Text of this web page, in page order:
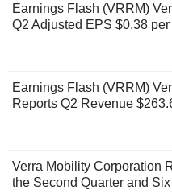
Earnings Flash (VRRM)
Q2 Adjusted EPS $0.38
Earnings Flash (VRRM)
Reports Q2 Revenue
Verra Mobility Corporation
the Second Quarter and